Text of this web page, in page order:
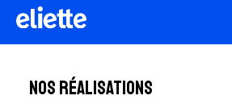
Nos réalisations